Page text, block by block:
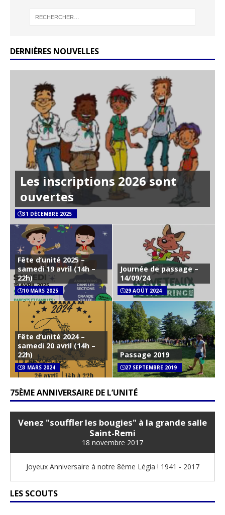
DERNIÈRES NOUVELLES
Les inscriptions 2026 sont
ouvertes
31 DÉCEMBRE 2025
Fête d’unité 2025 –
samedi 19 avril (14h –
22h)
10 MARS 2025
Journée de passage –
14/09/24
29 AOÛT 2024
Fête d’unité 2024 –
samedi 20 avril (14h –
22h)
3 MARS 2024
Passage 2019
27 SEPTEMBRE 2019
75ÈME ANNIVERSAIRE DE L’UNITÉ
Venez "souffler les bougies" à la grande salle
Saint-Remi
18 novembre 2017
Joyeux Anniversaire à notre 8ème Légia ! 1941 - 2017
LES SCOUTS